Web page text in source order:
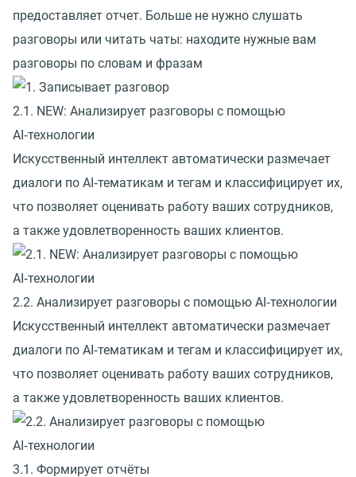
предоставляет отчет. Больше не нужно слушать
разговоры или читать чаты: находите нужные вам
разговоры по словам и фразам
2.1. NEW: Анализирует разговоры с помощью
AI‑технологии
Искусственный интеллект автоматически размечает
диалоги по AI‑тематикам и тегам и классифицирует их,
что позволяет оценивать работу ваших сотрудников,
а также удовлетворенность ваших клиентов.
2.2. Анализирует разговоры с помощью AI‑технологии
Искусственный интеллект автоматически размечает
диалоги по AI‑тематикам и тегам и классифицирует их,
что позволяет оценивать работу ваших сотрудников,
а также удовлетворенность ваших клиентов.
3.1. Формирует отчёты